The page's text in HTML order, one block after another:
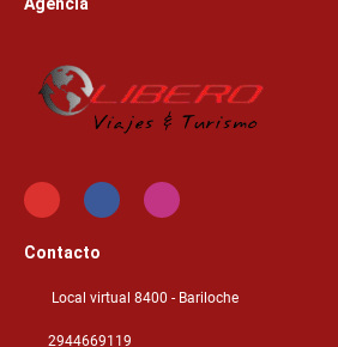
Contacto
Local virtual 8400 - Bariloche
2944669119